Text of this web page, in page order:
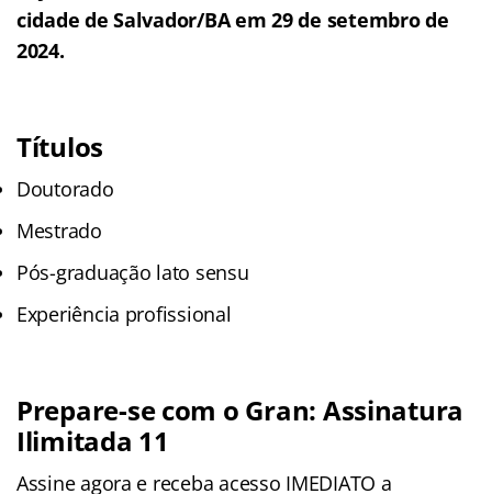
cidade de Salvador/BA em 29 de setembro de
2024.
Títulos
Doutorado
Mestrado
Pós-graduação lato sensu
Experiência profissional
Prepare-se com o Gran: Assinatura
Ilimitada 11
Assine agora e receba acesso IMEDIATO a